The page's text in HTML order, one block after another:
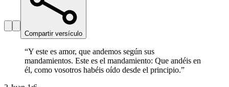
Compartir versículo
“Y este es amor, que andemos según sus
mandamientos. Este es el mandamiento: Que andéis en
él, como vosotros habéis oído desde el principio.”